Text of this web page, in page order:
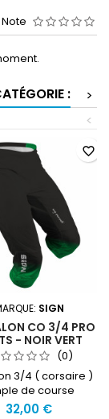
Note
:
>
<
SIGN
CO 3/4 PRO
- NOIR VERT
(0)
3/4 ( corsaire )
de course
d'orientation
32,00 €
favorite_border